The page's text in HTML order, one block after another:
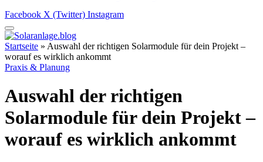
Facebook X (Twitter) Instagram
Startseite » Auswahl der richtigen Solarmodule für dein Projekt –
worauf es wirklich ankommt
Praxis & Planung
Auswahl der richtigen
Solarmodule für dein Projekt –
worauf es wirklich ankommt